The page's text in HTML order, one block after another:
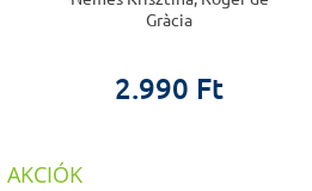
Gràcia
2.990 Ft
AKCIÓK